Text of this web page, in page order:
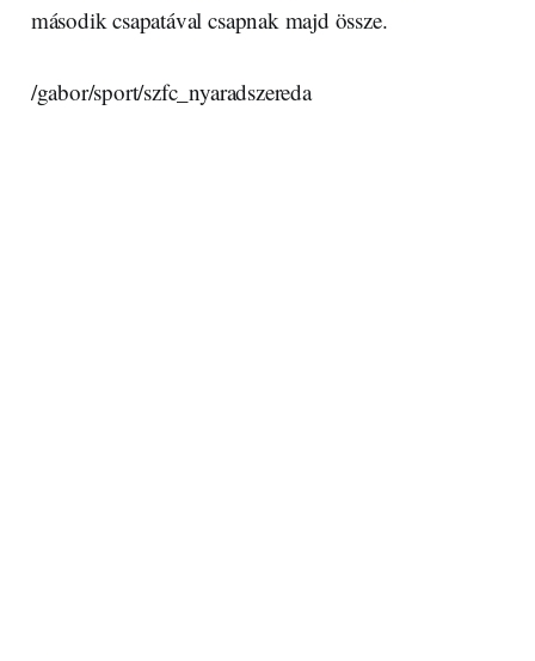
második csapatával csapnak majd össze.
/gabor/sport/szfc_nyaradszereda